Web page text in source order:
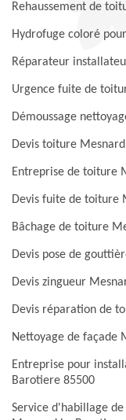
Rehaussement de
Hydrofuge coloré
Réparateur
Urgence fuite de
Démoussage
Devis toiture
Entreprise de toiture
Devis fuite de toiture
Bâchage de toiture
Devis pose de
Devis zingueur
Devis réparation de
Nettoyage de façade
Entreprise pour
Barotiere 85500
Service d'habillage